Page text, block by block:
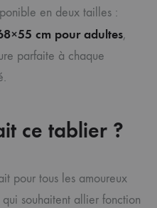
en deux tailles :
cm pour adultes,
parfaite à chaque
ce tablier ?
pour tous les amoureux
souhaitent allier fonction